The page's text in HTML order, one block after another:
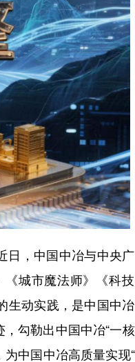
日，中国中冶与中央
城市魔法师》《科
生动实践，是中国中
勾勒出中国中冶“一
中国中冶高质量实现